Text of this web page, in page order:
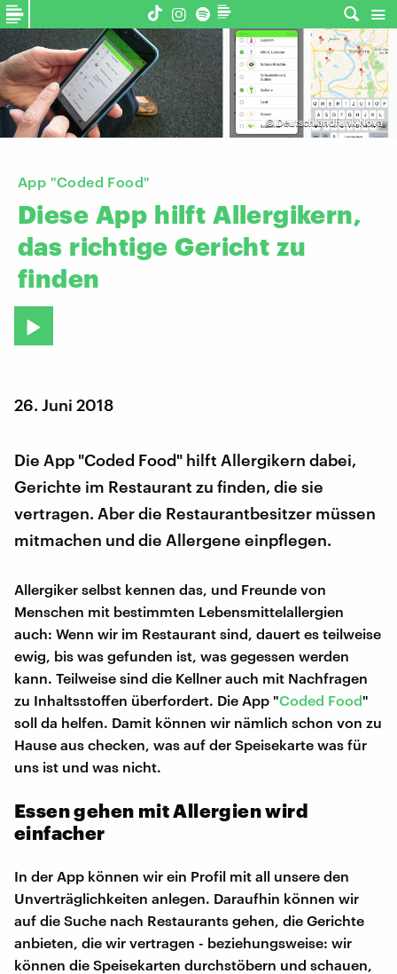
© Deutschlandfunk Nova
App "Coded Food"
Diese App hilft Allergikern,
das richtige Gericht zu
finden
26. Juni 2018
Die App "Coded Food" hilft Allergikern dabei,
Gerichte im Restaurant zu finden, die sie
vertragen. Aber die Restaurantbesitzer müssen
mitmachen und die Allergene einpflegen.
Allergiker selbst kennen das, und Freunde von
Menschen mit bestimmten Lebensmittelallergien
auch: Wenn wir im Restaurant sind, dauert es teilweise
ewig, bis was gefunden ist, was gegessen werden
kann. Teilweise sind die Kellner auch mit Nachfragen
zu Inhaltsstoffen überfordert. Die App "Coded Food"
soll da helfen. Damit können wir nämlich schon von zu
Hause aus checken, was auf der Speisekarte was für
uns ist und was nicht.
Essen gehen mit Allergien wird
einfacher
In der App können wir ein Profil mit all unsere den
Unverträglichkeiten anlegen. Daraufhin können wir
auf die Suche nach Restaurants gehen, die Gerichte
anbieten, die wir vertragen - beziehungsweise: wir
können die Speisekarten durchstöbern und schauen,